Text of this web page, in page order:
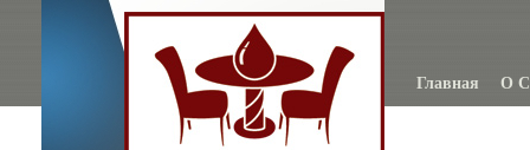
Главная О